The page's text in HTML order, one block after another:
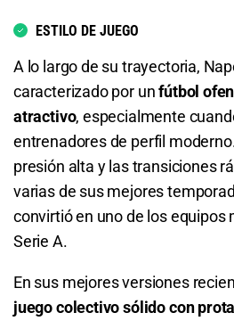
Total de Goles - Más de 2.5
2.26 S/ 22,60
Total de Goles - Menos de 2.5
1.65 S/ 16,50
4.25 S/ 42,50
ESTILO DE JUEGO
A lo largo de su trayectoria,
caracterizado por unfútbol
atractivo, especialmente
entrenadores de perfil
presión alta y las transiciones
varias de sus mejores
convirtió en uno de los equipos
Serie A.
En sus mejores versiones
juego colectivo sólido con